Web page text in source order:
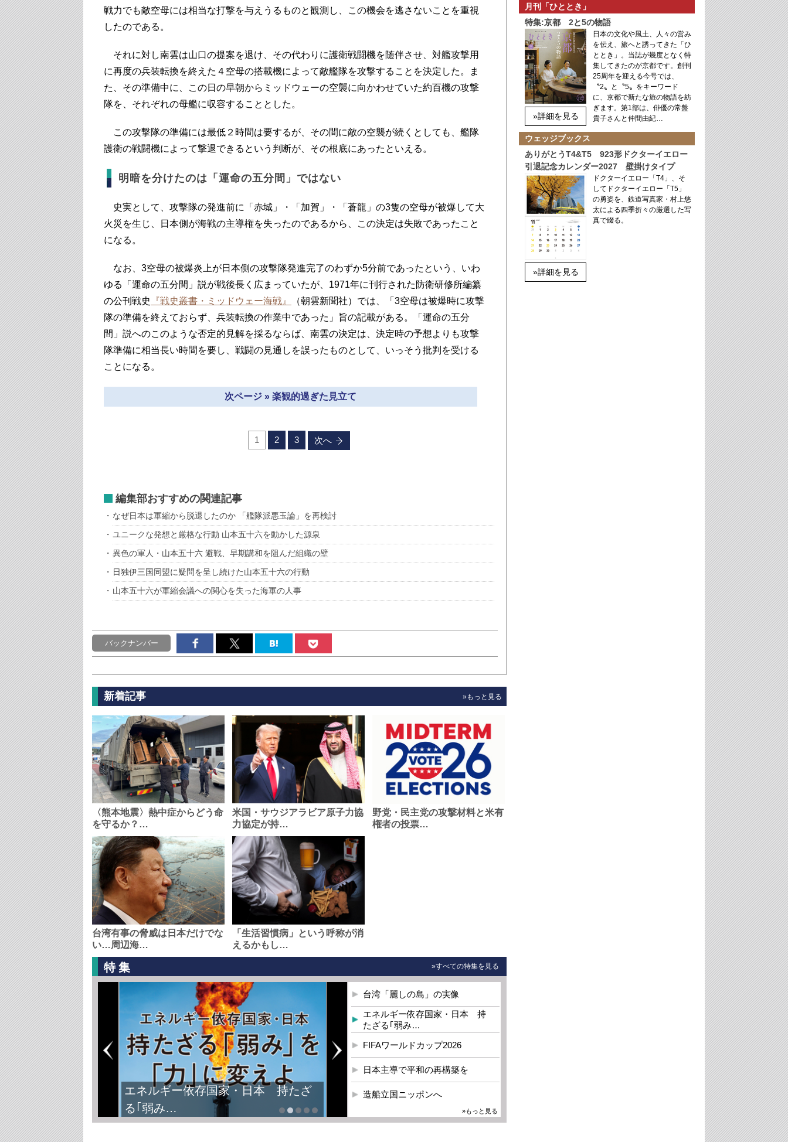
戦力でも敵空母には相当な打撃を与えうるものと観測し、この機会を逃さないことを重視
したのである。
それに対し南雲は山口の提案を退け、その代わりに護衛戦闘機を随伴させ、対艦攻撃用
に再度の兵装転換を終えた４空母の搭載機によって敵艦隊を攻撃することを決定した。ま
た、その準備中に、この日の早朝からミッドウェーの空襲に向かわせていた約百機の攻撃
隊を、それぞれの母艦に収容することとした。
この攻撃隊の準備には最低２時間は要するが、その間に敵の空襲が続くとしても、艦隊
護衛の戦闘機によって撃退できるという判断が、その根底にあったといえる。
明暗を分けたのは「運命の五分間」ではない
史実として、攻撃隊の発進前に「赤城」・「加賀」・「蒼龍」の3隻の空母が被爆して大
火災を生じ、日本側が海戦の主導権を失ったのであるから、この決定は失敗であったこと
になる。
なお、3空母の被爆炎上が日本側の攻撃隊発進完了のわずか5分前であったという、いわ
ゆる「運命の五分間」説が戦後長く広まっていたが、1971年に刊行された防衛研修所編纂
の公刊戦史
『戦史叢書・ミッドウェー海戦』
（朝雲新聞社）では、「3空母は被爆時に攻撃
隊の準備を終えておらず、兵装転換の作業中であった」旨の記載がある。「運命の五分
間」説へのこのような否定的見解を採るならば、南雲の決定は、決定時の予想よりも攻撃
隊準備に相当長い時間を要し、戦闘の見通しを誤ったものとして、いっそう批判を受ける
ことになる。
次ページ » 楽観的過ぎた見立て
1 2 3 次へ
編集部おすすめの関連記事
なぜ日本は軍縮から脱退したのか 「艦隊派悪玉論」を再検討
ユニークな発想と厳格な行動 山本五十六を動かした源泉
異色の軍人・山本五十六 避戦、早期講和を阻んだ組織の壁
日独伊三国同盟に疑問を呈し続けた山本五十六の行動
山本五十六が軍縮会議への関心を失った海軍の人事
バックナンバー
新着記事 »もっと見る
〈熊本地震〉熱中症からどう命
を守るか？…
米国・サウジアラビア原子力協
力協定が持…
野党・民主党の攻撃材料と米有
権者の投票…
台湾有事の脅威は日本だけでな
い…周辺海…
「生活習慣病」という呼称が消
えるかもし…
特集 »すべての特集を見る
エネルギー依存国家・日本 持たざ
る｢弱み…
台湾「麗しの島」の実像
エネルギー依存国家・日本 持
たざる｢弱み…
FIFAワールドカップ2026
日本主導で平和の再構築を
造船立国ニッポンへ
»もっと見る
月刊「ひととき」
特集:京都 2と5の物語
»詳細を見る
日本の文化や風土、人々の営み
を伝え、旅へと誘ってきた「ひ
ととき」。当誌が幾度となく特
集してきたのが京都です。創刊
25周年を迎える今号では、
〝2〟と〝5〟をキーワード
に、京都で新たな旅の物語を紡
ぎます。第1部は、俳優の常盤
貴子さんと仲間由紀…
ウェッジブックス
ありがとうT4&T5 923形ドクターイエロー
引退記念カレンダー2027 壁掛けタイプ
»詳細を見る
ドクターイエロー「T4」、そ
してドクターイエロー「T5」
の勇姿を、鉄道写真家・村上悠
太による四季折々の厳選した写
真で綴る。